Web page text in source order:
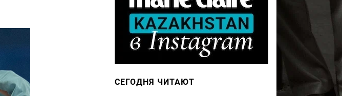
СЕГОДНЯ ЧИТАЮТ